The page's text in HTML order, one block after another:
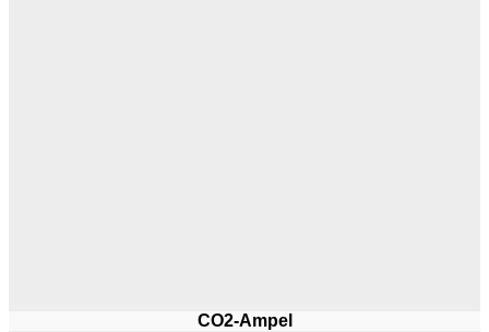
CO2-Ampel